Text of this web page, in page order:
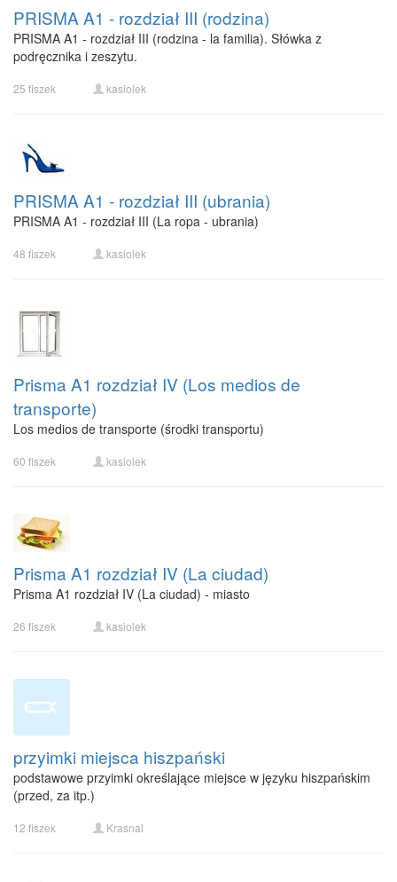
PRISMA A1 - rozdział III (rodzina)
PRISMA A1 - rozdział III (rodzina - la familia). Słówka z
podręcznika i zeszytu.
25 fiszek kasiolek
PRISMA A1 - rozdział III (ubrania)
PRISMA A1 - rozdział III (La ropa - ubrania)
48 fiszek kasiolek
Prisma A1 rozdział IV (Los medios de
transporte)
Los medios de transporte (środki transportu)
60 fiszek kasiolek
Prisma A1 rozdział IV (La ciudad)
Prisma A1 rozdział IV (La ciudad) - miasto
26 fiszek kasiolek
przyimki miejsca hiszpański
podstawowe przyimki określające miejsce w języku hiszpańskim
(przed, za itp.)
12 fiszek Krasnal